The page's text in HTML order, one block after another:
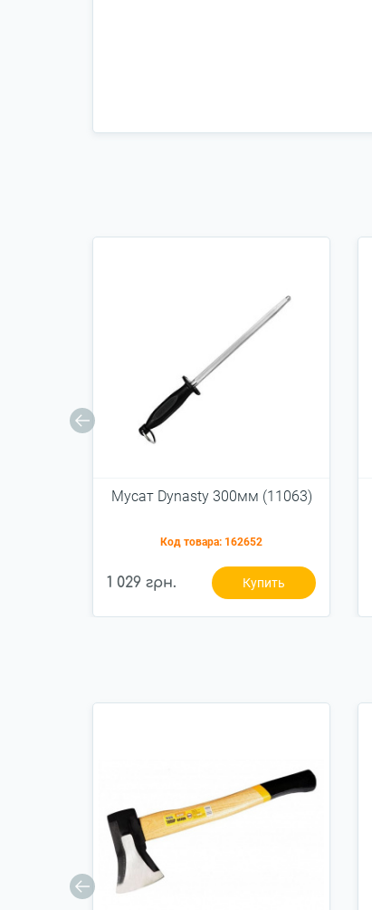
Мусат Dynasty 300мм (11063)
Код товара: 162652
1 029 грн. Купить